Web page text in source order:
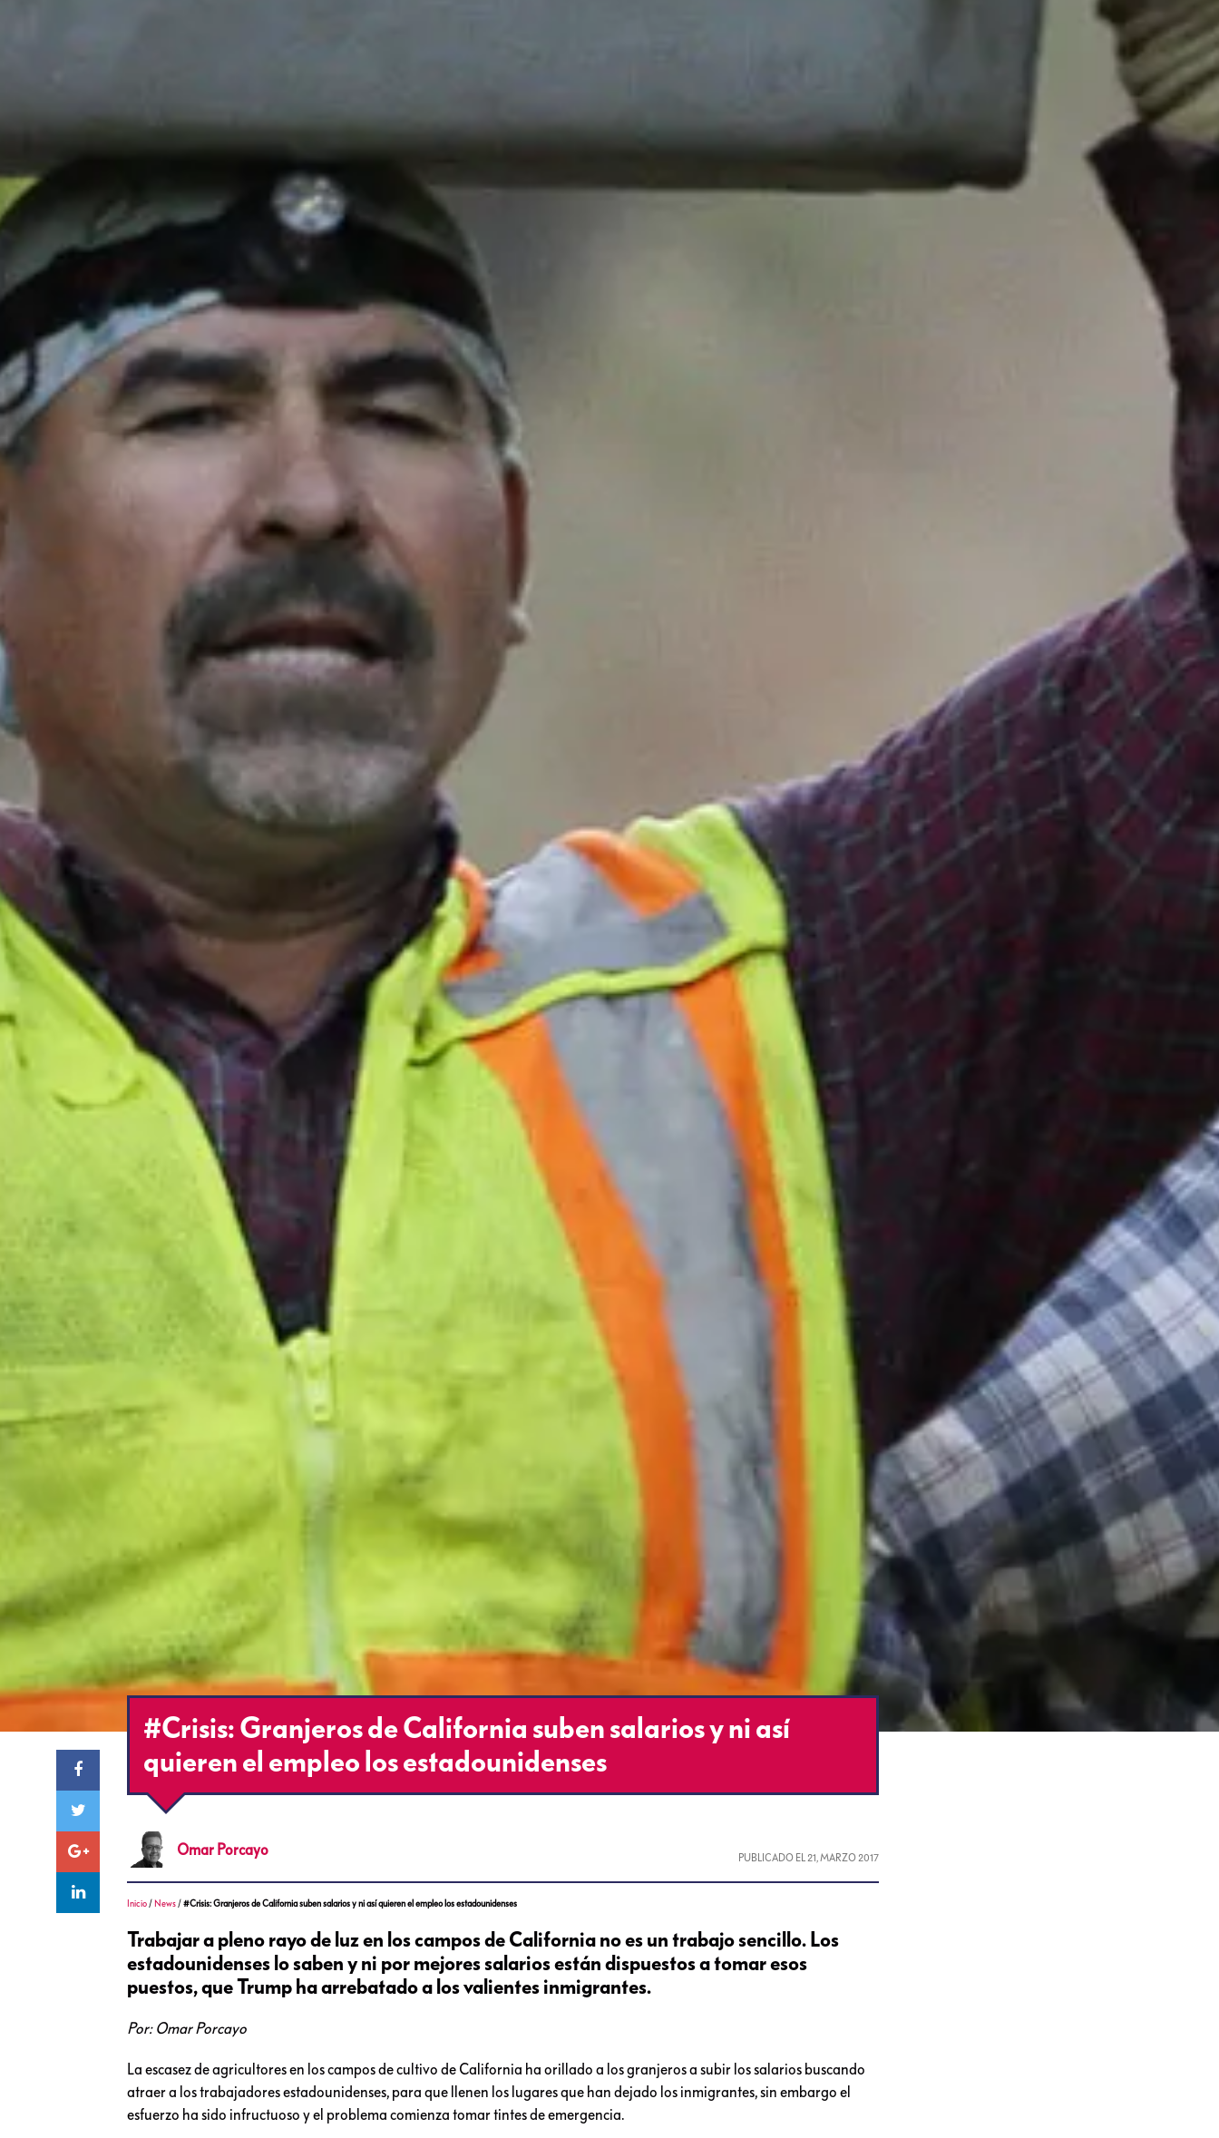
#Crisis: Granjeros de California suben salarios y ni así
quieren el empleo los estadounidenses
Omar Porcayo PUBLICADO EL 21, MARZO 2017
Inicio / News /#Crisis: Granjeros de California suben salarios y ni así quieren el empleo los estadounidenses
Trabajar a pleno rayo de luz en los campos de California no es un trabajo sencillo. Los
estadounidenses lo saben y ni por mejores salarios están dispuestos a tomar esos
puestos, que Trump ha arrebatado a los valientes inmigrantes.
Por: Omar Porcayo
La escasez de agricultores en los campos de cultivo de California ha orillado a los granjeros a subir los salarios buscando
atraer a los trabajadores estadounidenses, para que llenen los lugares que han dejado los inmigrantes, sin embargo el
esfuerzo ha sido infructuoso y el problema comienza tomar tintes de emergencia.